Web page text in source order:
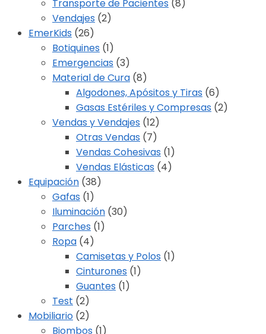
Transporte de Pacientes (8)
Vendajes (2)
EmerKids (26)
Botiquines (1)
Emergencias (3)
Material de Cura (8)
Algodones, Apósitos y Tiras (6)
Gasas Estériles y Compresas (2)
Vendas y Vendajes (12)
Otras Vendas (7)
Vendas Cohesivas (1)
Vendas Elásticas (4)
Equipación (38)
Gafas (1)
Iluminación (30)
Parches (1)
Ropa (4)
Camisetas y Polos (1)
Cinturones (1)
Guantes (1)
Test (2)
Mobiliario (2)
Biombos (1)